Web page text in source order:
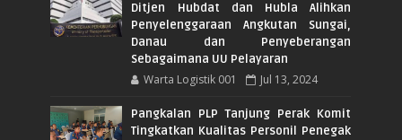
Ditjen Hubdat dan Hubla Alihkan
Penyelenggaraan Angkutan Sungai,
Danau dan Penyeberangan
Sebagaimana UU Pelayaran
Warta Logistik 001 Jul 13, 2024
Pangkalan PLP Tanjung Perak Komit
Tingkatkan Kualitas Personil Penegak